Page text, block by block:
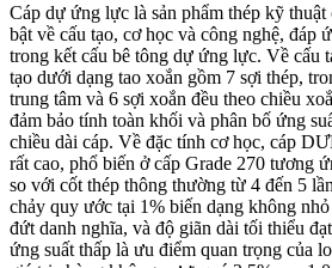
Cáp dự ứng lực là sản phẩm thép kỹ
bật về cấu tạo, cơ học và công nghệ, đáp
trong kết cấu bê tông dự ứng lực. Về cấu
tạo dưới dạng tao xoắn gồm 7 sợi thép,
trung tâm và 6 sợi xoắn đều theo chiều
đảm bảo tính toàn khối và phân bố ứng
chiều dài cáp. Về đặc tính cơ học, cáp
rất cao, phổ biến ở cấp Grade 270 tương
so với cốt thép thông thường từ 4 đến 5
chảy quy ước tại 1% biến dạng không
đứt danh nghĩa, và độ giãn dài tối thiểu
ứng suất thấp là ưu điểm quan trọng của